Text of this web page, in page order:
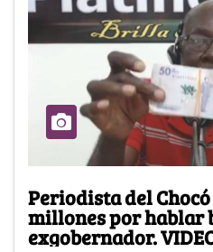
Periodista del
millones por hablar
exgobernador.